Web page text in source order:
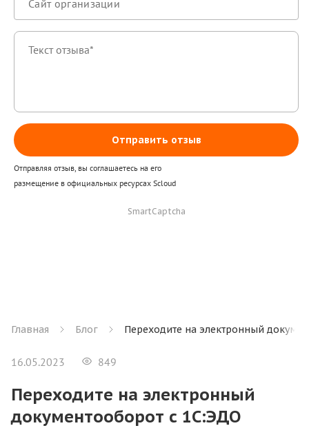
Отправить отзыв
Отправляя отзыв, вы соглашаетесь на его
размещение в официальных ресурсах Scloud
SmartCaptcha
Главная Блог Переходите на электронный
16.05.2023 849
Переходите на электронный
документооборот с 1С:ЭДО